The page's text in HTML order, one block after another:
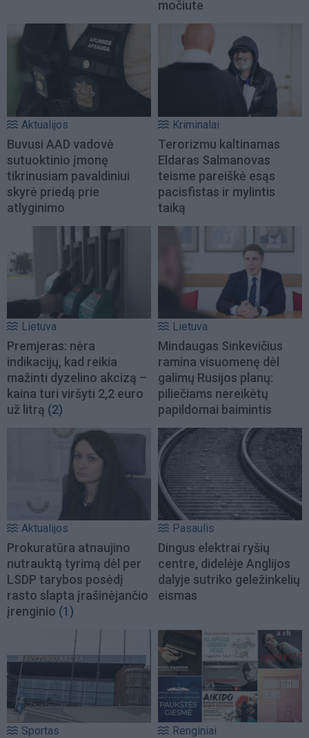
močiute
Aktualijos
Buvusi AAD vadovė
sutuoktinio įmonę
tikrinusiam pavaldiniui
skyrė priedą prie
atlyginimo
Kriminalai
Terorizmu kaltinamas
Eldaras Salmanovas
teisme pareiškė esąs
pacisfistas ir mylintis
taiką
Lietuva
Premjeras: nėra
indikacijų, kad reikia
mažinti dyzelino akcizą –
kaina turi viršyti 2,2 euro
už litrą (2)
Lietuva
Mindaugas Sinkevičius
ramina visuomenę dėl
galimų Rusijos planų:
piliečiams nereikėtų
papildomai baimintis
Aktualijos
Prokuratūra atnaujino
nutrauktą tyrimą dėl per
LSDP tarybos posėdį
rasto slapta įrašinėjančio
įrenginio (1)
Pasaulis
Dingus elektrai ryšių
centre, didelėje Anglijos
dalyje sutriko geležinkelių
eismas
Sportas Renginiai